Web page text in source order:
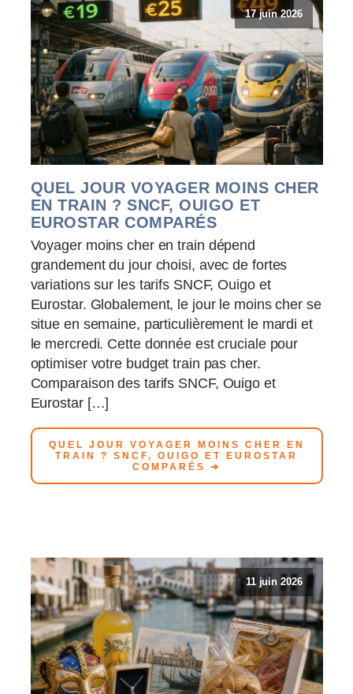
17 juin 2026
QUEL JOUR VOYAGER MOINS CHER
EN TRAIN ? SNCF, OUIGO ET
EUROSTAR COMPARÉS
Voyager moins cher en train dépend
grandement du jour choisi, avec de fortes
variations sur les tarifs SNCF, Ouigo et
Eurostar. Globalement, le jour le moins cher se
situe en semaine, particulièrement le mardi et
le mercredi. Cette donnée est cruciale pour
optimiser votre budget train pas cher.
Comparaison des tarifs SNCF, Ouigo et
Eurostar […]
QUEL JOUR VOYAGER MOINS CHER EN
TRAIN ? SNCF, OUIGO ET EUROSTAR
COMPARÉS ➔
11 juin 2026